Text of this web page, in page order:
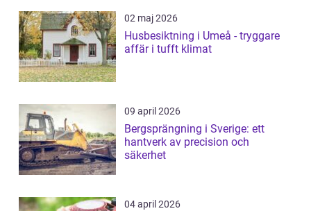
02 maj 2026
Husbesiktning i Umeå - tryggare
affär i tufft klimat
09 april 2026
Bergsprängning i Sverige: ett
hantverk av precision och
säkerhet
04 april 2026